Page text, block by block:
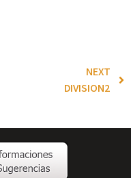
NEXT
DIVISION2